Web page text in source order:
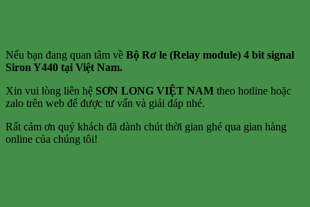
Nếu bạn đang quan tâm về Bộ Rơ le (Relay module) 4 bit signal
Siron Y440 tại Việt Nam.
Xin vui lòng liên hệ SƠN LONG VIỆT NAM theo hotline hoặc
zalo trên web để được tư vấn và giải đáp nhé.
Rất cảm ơn quý khách đã dành chút thời gian ghé qua gian hàng
online của chúng tôi!